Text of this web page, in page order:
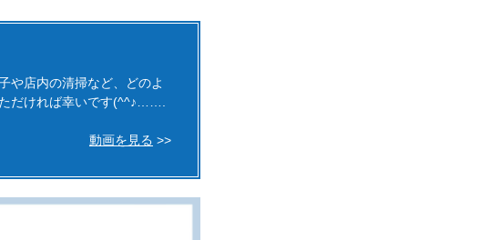
や店内の清掃など、どのよ
だければ幸いです(^^♪…….
動画を見る >>